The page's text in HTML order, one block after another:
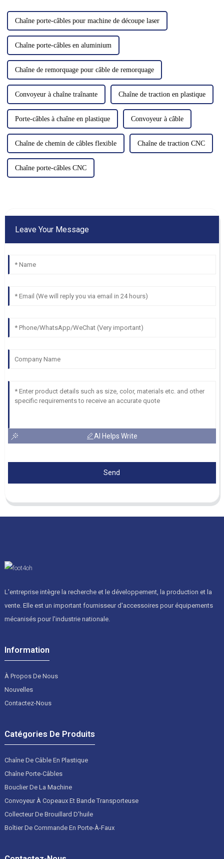
Chaîne porte-câbles pour machine de découpe laser
Chaîne porte-câbles en aluminium
Chaîne de remorquage pour câble de remorquage
Convoyeur à chaîne traînante Chaîne de traction en plastique
Porte-câbles à chaîne en plastique Convoyeur à câble
Chaîne de chemin de câbles flexible Chaîne de traction CNC
Chaîne porte-câbles CNC
Leave Your Message
AI Helps Write
Send
L'entreprise intègre la recherche et le développement, la production et la
vente. Elle est un important fournisseur d'accessoires pour équipements
mécanisés pour l'industrie nationale.
Information
À Propos De Nous
Nouvelles
Contactez-Nous
Catégories De Produits
Chaîne De Câble En Plastique
Chaîne Porte-Câbles
Bouclier De La Machine
Convoyeur À Copeaux Et Bande Transporteuse
Collecteur De Brouillard D'huile
Boîtier De Commande En Porte-À-Faux